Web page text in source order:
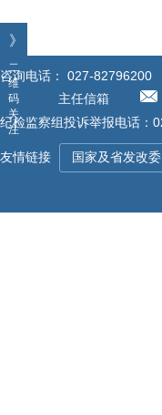
》
二
维
码
关
注
咨询电话： 027-82796200
主任信箱
纪检监察组投诉举报电话
友情链接